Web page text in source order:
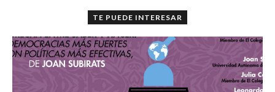
TE PUEDE INTERESAR